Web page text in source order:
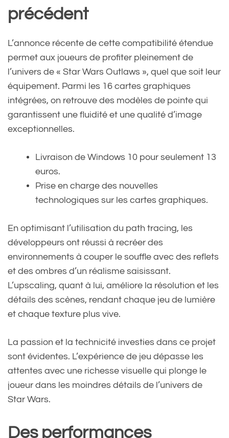
précédent
L’annonce récente de cette compatibilité étendue
permet aux joueurs de profiter pleinement de
l’univers de « Star Wars Outlaws », quel que soit leur
équipement. Parmi les 16 cartes graphiques
intégrées, on retrouve des modèles de pointe qui
garantissent une fluidité et une qualité d’image
exceptionnelles.
Livraison de Windows 10 pour seulement 13
euros.
Prise en charge des nouvelles
technologiques sur les cartes graphiques.
En optimisant l’utilisation du path tracing, les
développeurs ont réussi à recréer des
environnements à couper le souffle avec des reflets
et des ombres d’un réalisme saisissant.
L’upscaling, quant à lui, améliore la résolution et les
détails des scènes, rendant chaque jeu de lumière
et chaque texture plus vive.
La passion et la technicité investies dans ce projet
sont évidentes. L’expérience de jeu dépasse les
attentes avec une richesse visuelle qui plonge le
joueur dans les moindres détails de l’univers de
Star Wars.
Des performances